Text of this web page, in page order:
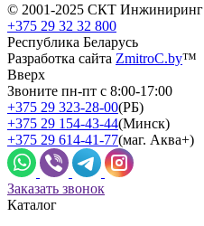
© 2001-2025 СКТ Инжиниринг
+375 29 32 32 800
Республика Беларусь
Разработка сайта ZmitroC.by™
Вверх
Звоните пн-пт с 8:00-17:00
+375 29 323-28-00(РБ)
+375 29 154-43-44(Минск)
+375 29 614-41-77(маг. Аква+)
Заказать звонок
Каталог